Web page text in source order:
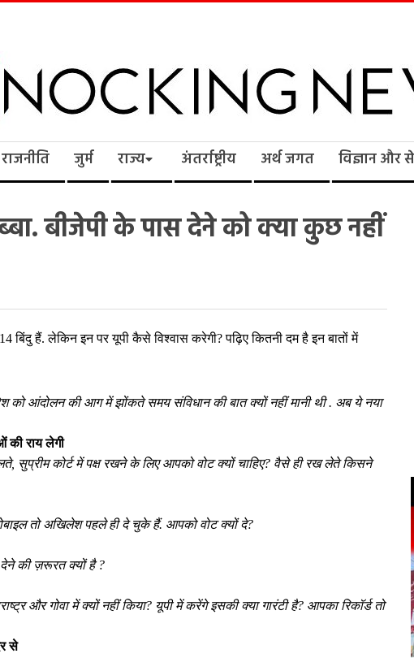
राजनीति जुर्म राज्य अंतर्राष्ट्रीय अर्थ जगत विज्ञान और
बीजेपी के पास देने को क्या कुछ नहीं
बिंदु हैं. लेकिन इन पर यूपी कैसे विश्वास करेगी? पढ़िए कितनी दम है इन बातों में
आंदोलन की आग में झोंकते समय संविधान की बात क्यों नहीं मानी थी . अब ये नया
की राय लेगी
सुप्रीम कोर्ट में पक्ष रखने के लिए आपको वोट क्यों चाहिए? वैसे ही रख लेते किसने
तो अखिलेश पहले ही दे चुके हैं. आपको वोट क्यों दे?
की ज़रूरत क्यों है ?
और गोवा में क्यों नहीं किया? यूपी में करेंगे इसकी क्या गारंटी है? आपका रिकॉर्ड तो
से